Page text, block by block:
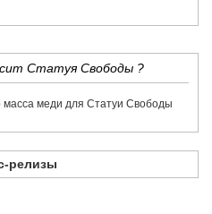
Статуя Свободы ?
меди для Статуи Свободы
релизы